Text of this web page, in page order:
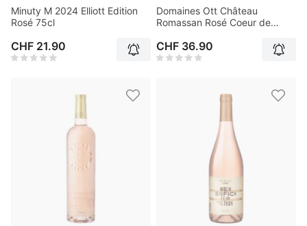
Minuty M 2024 Elliott Edition
Rosé 75cl
CHF 21.90
Domaines Ott Château
Romassan Rosé Coeur de
CHF 36.90